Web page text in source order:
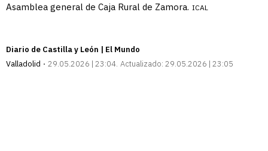
Asamblea general de Caja Rural de Zamora. ICAL
Diario de Castilla y León | El Mundo
Valladolid
29.05.2026 | 23:04 Actualizado: 29.05.2026 | 23:05